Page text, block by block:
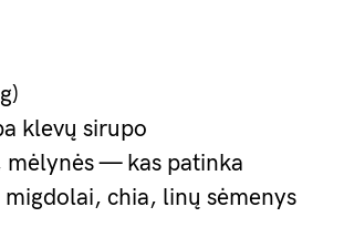
klevų sirupo
mėlynės — kas patinka
chia, linų sėmenys